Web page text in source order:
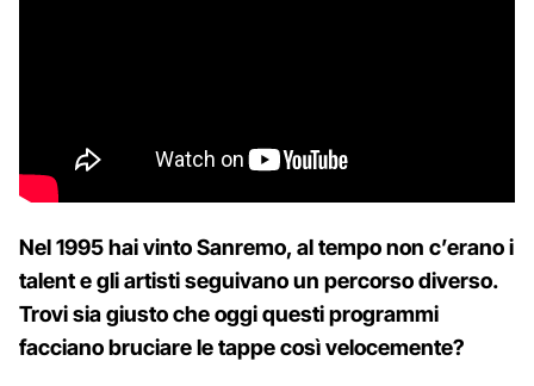
Nel 1995 hai vinto Sanremo, al tempo non c’erano i
talent e gli artisti seguivano un percorso diverso.
Trovi sia giusto che oggi questi programmi
facciano bruciare le tappe così velocemente?